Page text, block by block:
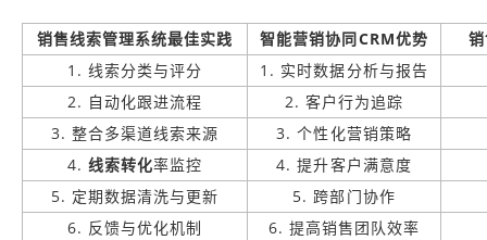
销售线索管理系统最佳实践 智能营销协同CRM优势
1. 线索分类与评分
1. 实时数据分析与报告
2. 自动化跟进流程
2. 客户行为追踪
3. 整合多渠道线索来源
3. 个性化营销策略
4. 线索转化率监控
4. 提升客户满意度
5. 定期数据清洗与更新
5. 跨部门协作
6. 反馈与优化机制
6. 提高销售团队效率